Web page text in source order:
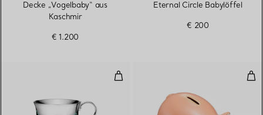
Decke „Vogelbaby“ aus
Kaschmir
€ 1.200
Eternal Circle Babylöffel
€ 200
Babytasse in Sterlingsilber